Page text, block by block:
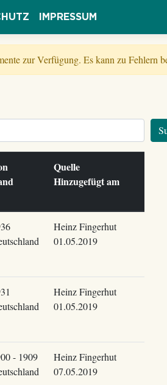
IMPRESSUM
zur Verfügung. Es kann zu Fehlern
Quelle
Hinzugefügt am
Heinz Fingerhut
01.05.2019
Heinz Fingerhut
01.05.2019
- 1909
Heinz Fingerhut
07.05.2019